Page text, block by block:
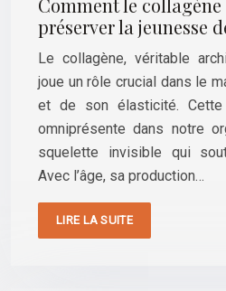
Comment le
préserver la jeunesse
Le collagène, véritable
joue un rôle crucial dans le
et de son élasticité. Cette
omniprésente dans notre
squelette invisible qui
Avec l’âge, sa production…
LIRE LA SUITE